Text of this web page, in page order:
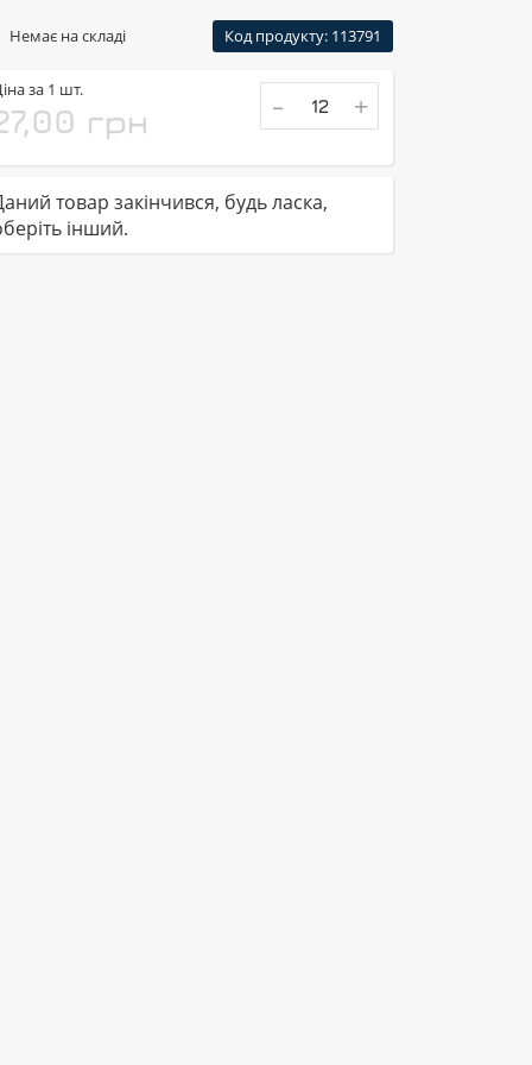
Немає на складі Код продукту: 113791
за 1 шт.
грн - +
товар закінчився, будь ласка,
інший.